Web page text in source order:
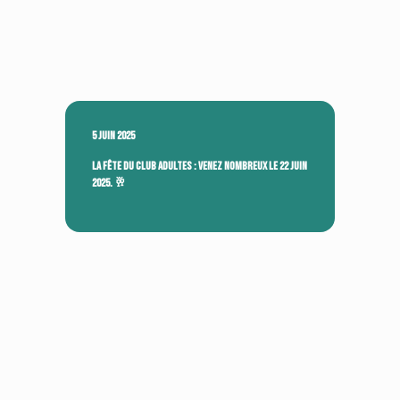
5 juin 2025
La fête du club ADULTES : venez nombreux le 22 juin
2025. 🥂